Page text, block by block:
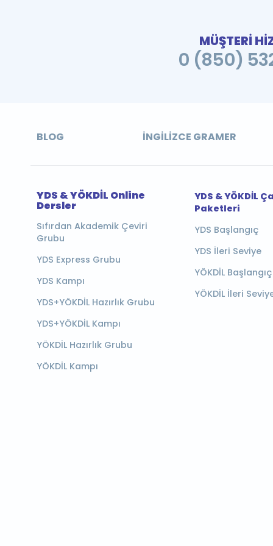
MÜŞTERİ
0 (850)
BLOG İNGILIZCE GRAMER
YDS & YÖKDİL Online
Dersler
Sıfırdan Akademik Çeviri
Grubu
YDS Express Grubu
YDS Kampı
YDS+YÖKDİL Hazırlık Grubu
YDS+YÖKDİL Kampı
YÖKDİL Hazırlık Grubu
YÖKDİL Kampı
YDS & YÖKDİL
Paketleri
YDS Başlangıç
YDS İleri Seviye
YÖKDİL Başlangıç
YÖKDİL İleri